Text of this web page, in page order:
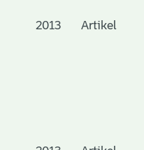
2013 Artikel